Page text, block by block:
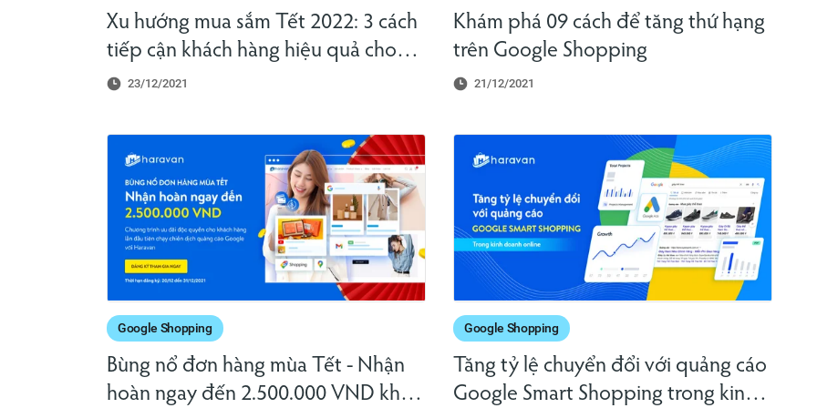
Xu hướng mua sắm Tết 2022: 3 cách
tiếp cận khách hàng hiệu quả cho
nhà bán lẻ
23/12/2021
Khám phá 09 cách để tăng thứ hạng
trên Google Shopping
21/12/2021
Google Shopping
Bùng nổ đơn hàng mùa Tết - Nhận
hoàn ngay đến 2.500.000 VND khi
Google Shopping
Tăng tỷ lệ chuyển đổi với quảng cáo
Google Smart Shopping trong kinh